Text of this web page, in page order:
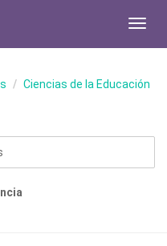
Ciencias de la Educación